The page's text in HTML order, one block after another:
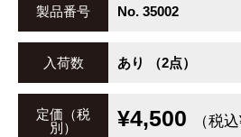
製品番号 No. 35002
入荷数 あり （2点）
定価（税
別）
¥4,500 （税